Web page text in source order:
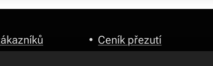
• Ceník přezutí